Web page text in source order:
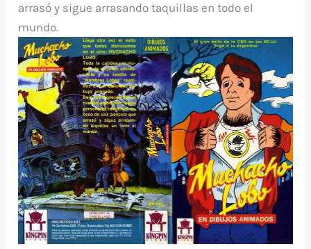
arrasó y sigue arrasando taquillas en todo el
mundo.